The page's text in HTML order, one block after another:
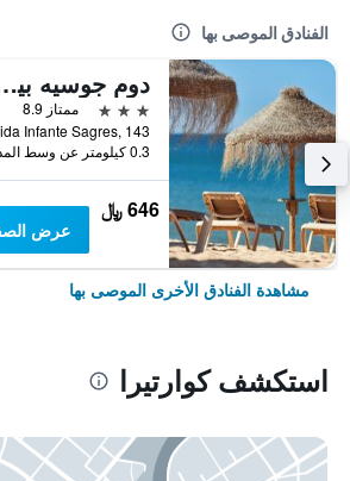
الفنادق الموصى بها
دوم جوسيه
3 نجوم
ممتاز 8.9
0.3 كيلومتر عن وسط المدينة
646 ﷼
عرض
مشاهدة الفنادق الأخرى الموصى بها
استكشف كوارتيرا